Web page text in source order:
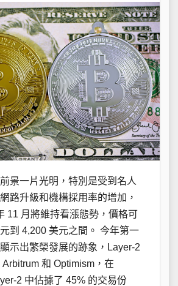
景一片光明，特別是受到名人
路升級和機構採用率的增加，
11 月將維持看漲態勢，價格可
到 4,200 美元之間。 今年第一
示出繁榮發展的跡象，Layer-2
和 Optimism，在
2 中佔據了 45% 的交易份